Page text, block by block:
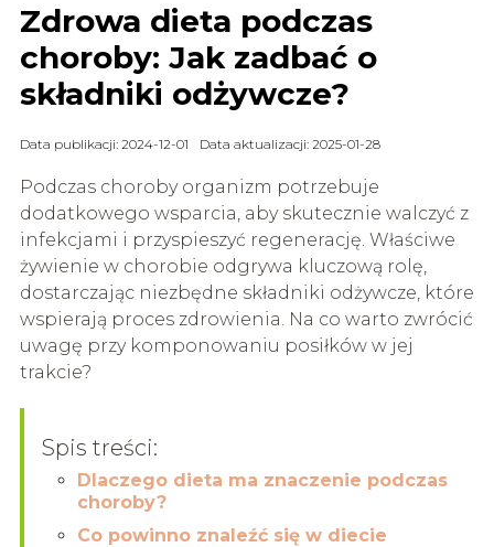
Zdrowa dieta podczas
choroby: Jak zadbać o
składniki odżywcze?
Data publikacji: 2024-12-01 Data aktualizacji: 2025-01-28
Podczas choroby organizm potrzebuje
dodatkowego wsparcia, aby skutecznie walczyć z
infekcjami i przyspieszyć regenerację. Właściwe
żywienie w chorobie odgrywa kluczową rolę,
dostarczając niezbędne składniki odżywcze, które
wspierają proces zdrowienia. Na co warto zwrócić
uwagę przy komponowaniu posiłków w jej
trakcie?
Spis treści:
Dlaczego dieta ma znaczenie podczas
choroby?
Co powinno znaleźć się w diecie